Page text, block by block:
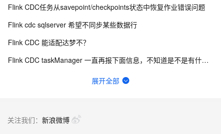
Flink CDC任务从savepoint/checkpoints状态中恢复作业错误问题
Flink cdc sqlserver 希望不同步某些数据行
Flink CDC 能适配达梦不？
Flink CDC taskManager 一直再报下面信息，不知道是不是有什么问题？
有用flink cdc同步mysql到hive这样搞过的源码吗?
flinkcdc在IDEA运行正常，打包就报错
展开全部
关注我们： 新浪微博